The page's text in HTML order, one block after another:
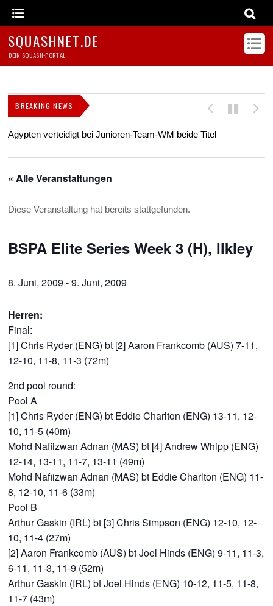
SQUASHNET.DE
DEIN SQUASH-PORTAL
BREAKING NEWS
Ägypten verteidigt bei Junioren-Team-WM beide Titel
« Alle Veranstaltungen
Diese Veranstaltung hat bereits stattgefunden.
BSPA Elite Series Week 3 (H), Ilkley
8. Juni, 2009 -9. Juni, 2009
Herren:
Final:
[1] Chris Ryder (ENG) bt [2] Aaron Frankcomb (AUS) 7-11,
12-10, 11-8, 11-3 (72m)
2nd pool round:
Pool A
[1] Chris Ryder (ENG) bt Eddie Charlton (ENG) 13-11, 12-
10, 11-5 (40m)
Mohd Nafiizwan Adnan (MAS) bt [4] Andrew Whipp (ENG)
12-14, 13-11, 11-7, 13-11 (49m)
Mohd Nafiizwan Adnan (MAS) bt Eddie Charlton (ENG) 11-
8, 12-10, 11-6 (33m)
Pool B
Arthur Gaskin (IRL) bt [3] Chris Simpson (ENG) 12-10, 12-
10, 11-4 (27m)
[2] Aaron Frankcomb (AUS) bt Joel Hinds (ENG) 9-11, 11-3,
6-11, 11-3, 11-9 (52m)
Arthur Gaskin (IRL) bt Joel Hinds (ENG) 10-12, 11-5, 11-8,
11-7 (43m)